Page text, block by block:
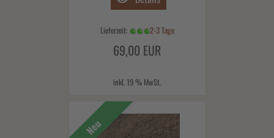
Lieferzeit: 2-3 Tage
69,00 EUR
inkl. 19 % MwSt.
Neu